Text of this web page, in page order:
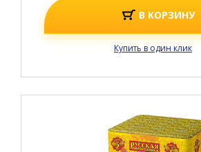
В КОРЗИНУ
Купить в один клик